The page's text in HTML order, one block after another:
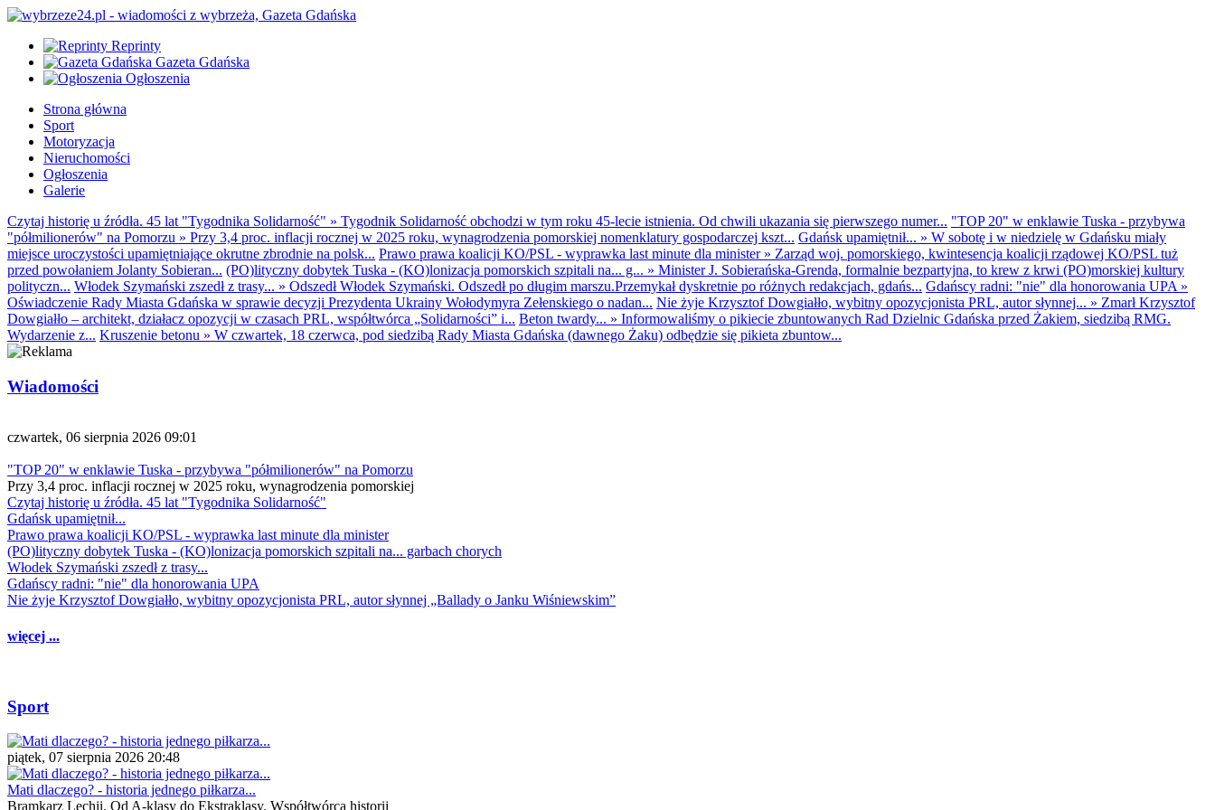
Reprinty
Gazeta Gdańska
Ogłoszenia
Strona główna
Sport
Motoryzacja
Nieruchomości
Ogłoszenia
Galerie
Czytaj historię u źródła. 45 lat "Tygodnika Solidarność" » Tygodnik Solidarność obchodzi w tym roku 45-lecie istnienia. Od chwili ukazania się pierwszego numer... "TOP 20" w enklawie Tuska - przybywa
"półmilionerów" na Pomorzu » Przy 3,4 proc. inflacji rocznej w 2025 roku, wynagrodzenia pomorskiej nomenklatury gospodarczej kszt... Gdańsk upamiętnił... » W sobotę i w niedzielę w Gdańsku miały
miejsce uroczystości upamiętniające okrutne zbrodnie na polsk... Prawo prawa koalicji KO/PSL - wyprawka last minute dla minister» Zarząd woj. pomorskiego, kwintesencja koalicji rządowej KO/PSL tuż
przed powołaniem Jolanty Sobieran... (PO)lityczny dobytek Tuska - (KO)lonizacja pomorskich szpitali na... g... » Minister J. Sobierańska-Grenda, formalnie bezpartyjna, to krew z krwi (PO)morskiej kultury
polityczn... Włodek Szymański zszedł z trasy... » Odszedł Włodek Szymański. Odszedł po długim marszu.Przemykał dyskretnie po różnych redakcjach, gdańs... Gdańscy radni: "nie" dla honorowania UPA »
Oświadczenie Rady Miasta Gdańska w sprawie decyzji Prezydenta Ukrainy Wołodymyra Zełenskiego o nadan... Nie żyje Krzysztof Dowgiałło, wybitny opozycjonista PRL, autor słynnej... » Zmarł Krzysztof
Dowgiałło – architekt, działacz opozycji w czasach PRL, współtwórca „Solidarności” i... Beton twardy... » Informowaliśmy o pikiecie zbuntowanych Rad Dzielnic Gdańska przed Żakiem, siedzibą RMG.
Wydarzenie z... Kruszenie betonu » W czwartek, 18 czerwca, pod siedzibą Rady Miasta Gdańska (dawnego Żaku) odbędzie się pikieta zbuntow...
Wiadomości
czwartek, 06 sierpnia 2026 09:01
"TOP 20" w enklawie Tuska - przybywa "półmilionerów" na Pomorzu
Przy 3,4 proc. inflacji rocznej w 2025 roku, wynagrodzenia pomorskiej
Czytaj historię u źródła. 45 lat "Tygodnika Solidarność"
Gdańsk upamiętnił...
Prawo prawa koalicji KO/PSL - wyprawka last minute dla minister
(PO)lityczny dobytek Tuska - (KO)lonizacja pomorskich szpitali na... garbach chorych
Włodek Szymański zszedł z trasy...
Gdańscy radni: "nie" dla honorowania UPA
Nie żyje Krzysztof Dowgiałło, wybitny opozycjonista PRL, autor słynnej „Ballady o Janku Wiśniewskim”
więcej ...
Sport
piątek, 07 sierpnia 2026 20:48
Mati dlaczego? - historia jednego piłkarza...
Bramkarz Lechii. Od A-klasy do Ekstraklasy. Współtwórca historii